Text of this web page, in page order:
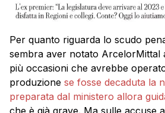
Per quanto riguarda lo scudo
sembra aver notato ArcelorMittal
più occasioni che avrebbe
produzione se fosse decaduta la
preparata dal ministero allora
che è già grave. Ma sulle accuse a